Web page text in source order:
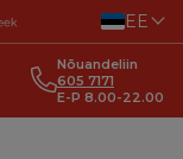
EE
Nõuandeliin
605 7171
E-P 8.00-22.00